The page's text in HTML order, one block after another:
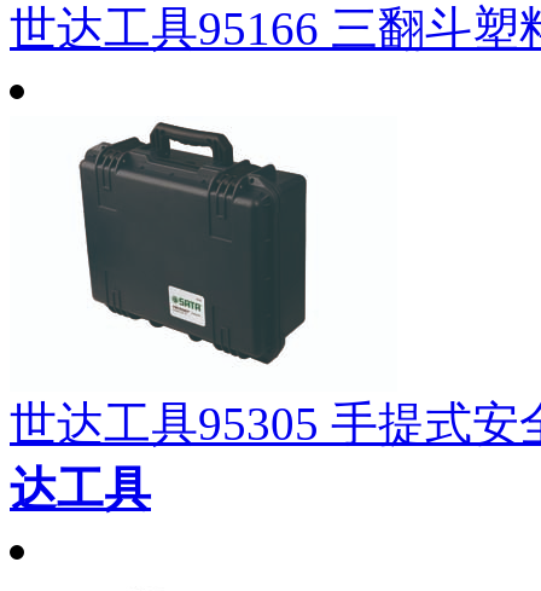
世达工具95166 三翻斗塑
世达工具95305 手提式
达工具